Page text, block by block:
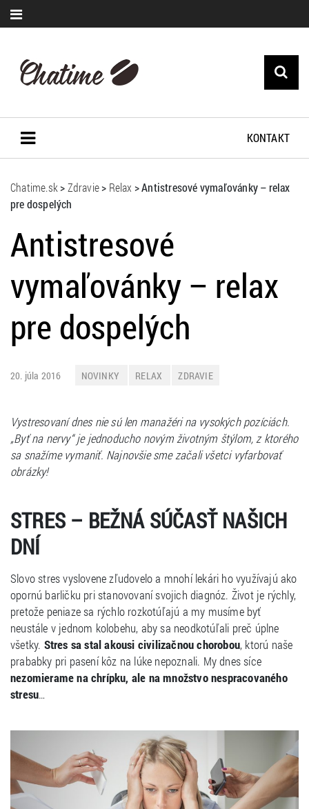
KONTAKT
Chatime.sk>Zdravie> Relax >Antistresové vymaľovánky – relax
pre dospelých
Antistresové
vymaľovánky – relax
pre dospelých
20. júla 2016 NOVINKY RELAX ZDRAVIE
Vystresovaní dnes nie sú len manažéri na vysokých pozíciách.
„Byť na nervy“ je jednoducho novým životným štýlom, z ktorého
sa snažíme vymaniť. Najnovšie sme začali všetci vyfarbovať
obrázky!
STRES – BEŽNÁ SÚČASŤ NAŠICH
DNÍ
Slovo stres vyslovene zľudovelo a mnohí lekári ho využívajú ako
opornú barličku pri stanovovaní svojich diagnóz. Život je rýchly,
pretože peniaze sa rýchlo rozkotúľajú a my musíme byť
neustále v jednom kolobehu, aby sa neodkotúľali preč úplne
všetky. Stres sa stal akousi civilizačnou chorobou, ktorú naše
prababky pri pasení kôz na lúke nepoznali. My dnes síce
nezomierame na chrípku, ale na množstvo nespracovaného
stresu…